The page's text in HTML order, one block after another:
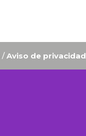
/Aviso de privacidad